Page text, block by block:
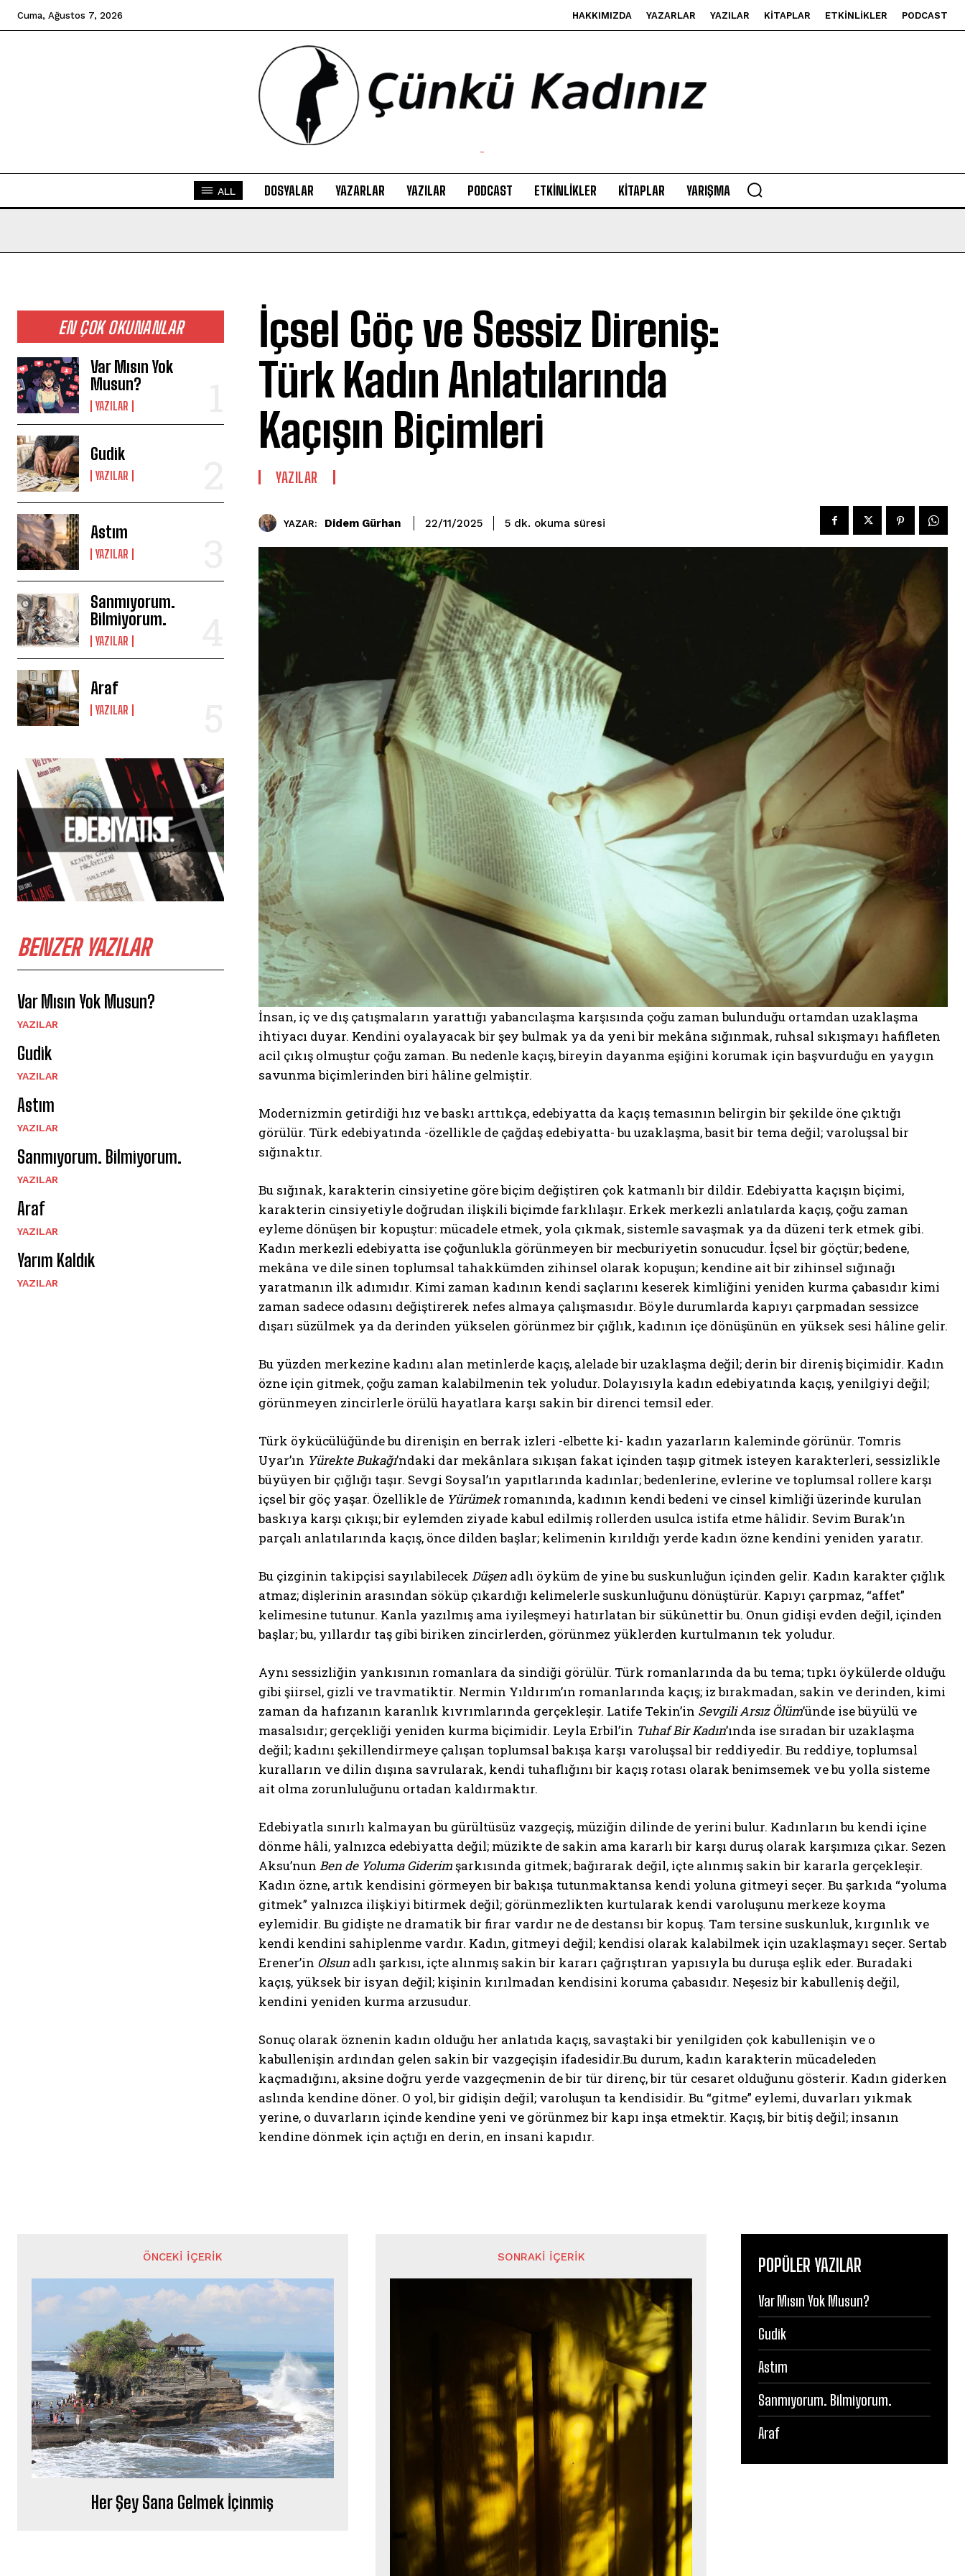
Cuma, Ağustos 7, 2026 HAKKIMIZDA YAZARLAR YAZILAR KITAPLAR ETKINLIKLER PODCAST
-
ALL DOSYALAR YAZARLAR YAZILAR PODCAST ETKINLIKLER KITAPLAR YARIŞMA
EN ÇOK OKUNANLAR
Var Mısın Yok
Musun?
YAZILAR
Gudik
YAZILAR
Astım
YAZILAR
Sanmıyorum.
Bilmiyorum.
YAZILAR
Araf
YAZILAR
BENZER YAZILAR
Var Mısın Yok Musun?
YAZILAR
Gudik
YAZILAR
Astım
YAZILAR
Sanmıyorum. Bilmiyorum.
YAZILAR
Araf
YAZILAR
Yarım Kaldık
YAZILAR
İçsel Göç ve Sessiz Direniş:
Türk Kadın Anlatılarında
Kaçışın Biçimleri
YAZILAR
YAZAR: Didem Gürhan 22/11/2025 5 dk. okuma süresi
İnsan, iç ve dış çatışmaların yarattığı yabancılaşma karşısında çoğu zaman bulunduğu ortamdan uzaklaşma
ihtiyacı duyar. Kendini oyalayacak bir şey bulmak ya da yeni bir mekâna sığınmak, ruhsal sıkışmayı hafifleten
acil çıkış olmuştur çoğu zaman. Bu nedenle kaçış, bireyin dayanma eşiğini korumak için başvurduğu en yaygın
savunma biçimlerinden biri hâline gelmiştir.
Modernizmin getirdiği hız ve baskı arttıkça, edebiyatta da kaçış temasının belirgin bir şekilde öne çıktığı
görülür. Türk edebiyatında -özellikle de çağdaş edebiyatta- bu uzaklaşma, basit bir tema değil; varoluşsal bir
sığınaktır.
Bu sığınak, karakterin cinsiyetine göre biçim değiştiren çok katmanlı bir dildir. Edebiyatta kaçışın biçimi,
karakterin cinsiyetiyle doğrudan ilişkili biçimde farklılaşır. Erkek merkezli anlatılarda kaçış, çoğu zaman
eyleme dönüşen bir kopuştur: mücadele etmek, yola çıkmak, sistemle savaşmak ya da düzeni terk etmek gibi.
Kadın merkezli edebiyatta ise çoğunlukla görünmeyen bir mecburiyetin sonucudur. İçsel bir göçtür; bedene,
mekâna ve dile sinen toplumsal tahakkümden zihinsel olarak kopuşun; kendine ait bir zihinsel sığınağı
yaratmanın ilk adımıdır. Kimi zaman kadının kendi saçlarını keserek kimliğini yeniden kurma çabasıdır kimi
zaman sadece odasını değiştirerek nefes almaya çalışmasıdır. Böyle durumlarda kapıyı çarpmadan sessizce
dışarı süzülmek ya da derinden yükselen görünmez bir çığlık, kadının içe dönüşünün en yüksek sesi hâline gelir.
Bu yüzden merkezine kadını alan metinlerde kaçış, alelade bir uzaklaşma değil; derin bir direniş biçimidir. Kadın
özne için gitmek, çoğu zaman kalabilmenin tek yoludur. Dolayısıyla kadın edebiyatında kaçış, yenilgiyi değil;
görünmeyen zincirlerle örülü hayatlara karşı sakin bir direnci temsil eder.
Türk öykücülüğünde bu direnişin en berrak izleri -elbette ki- kadın yazarların kaleminde görünür. Tomris
Uyar’ın Yürekte Bukağı’ndaki dar mekânlara sıkışan fakat içinden taşıp gitmek isteyen karakterleri, sessizlikle
büyüyen bir çığlığı taşır. Sevgi Soysal’ın yapıtlarında kadınlar; bedenlerine, evlerine ve toplumsal rollere karşı
içsel bir göç yaşar. Özellikle de Yürümekromanında, kadının kendi bedeni ve cinsel kimliği üzerinde kurulan
baskıya karşı çıkışı; bir eylemden ziyade kabul edilmiş rollerden usulca istifa etme hâlidir. Sevim Burak’ın
parçalı anlatılarında kaçış, önce dilden başlar; kelimenin kırıldığı yerde kadın özne kendini yeniden yaratır.
Bu çizginin takipçisi sayılabilecek Düşen adlı öyküm de yine bu suskunluğun içinden gelir. Kadın karakter çığlık
atmaz; dişlerinin arasından söküp çıkardığı kelimelerle suskunluğunu dönüştürür. Kapıyı çarpmaz, “affet”
kelimesine tutunur. Kanla yazılmış ama iyileşmeyi hatırlatan bir sükûnettir bu. Onun gidişi evden değil, içinden
başlar; bu, yıllardır taş gibi biriken zincirlerden, görünmez yüklerden kurtulmanın tek yoludur.
Aynı sessizliğin yankısının romanlara da sindiği görülür. Türk romanlarında da bu tema; tıpkı öykülerde olduğu
gibi şiirsel, gizli ve travmatiktir. Nermin Yıldırım’ın romanlarında kaçış; iz bırakmadan, sakin ve derinden, kimi
zaman da hafızanın karanlık kıvrımlarında gerçekleşir. Latife Tekin’in Sevgili Arsız Ölüm’ünde ise büyülü ve
masalsıdır; gerçekliği yeniden kurma biçimidir. Leyla Erbil’in Tuhaf Bir Kadın’ında ise sıradan bir uzaklaşma
değil; kadını şekillendirmeye çalışan toplumsal bakışa karşı varoluşsal bir reddiyedir. Bu reddiye, toplumsal
kuralların ve dilin dışına savrularak, kendi tuhaflığını bir kaçış rotası olarak benimsemek ve bu yolla sisteme
ait olma zorunluluğunu ortadan kaldırmaktır.
Edebiyatla sınırlı kalmayan bu gürültüsüz vazgeçiş, müziğin dilinde de yerini bulur. Kadınların bu kendi içine
dönme hâli, yalnızca edebiyatta değil; müzikte de sakin ama kararlı bir karşı duruş olarak karşımıza çıkar. Sezen
Aksu’nun Ben de Yoluma Giderimşarkısında gitmek; bağırarak değil, içte alınmış sakin bir kararla gerçekleşir.
Kadın özne, artık kendisini görmeyen bir bakışa tutunmaktansa kendi yoluna gitmeyi seçer. Bu şarkıda “yoluma
gitmek” yalnızca ilişkiyi bitirmek değil; görünmezlikten kurtularak kendi varoluşunu merkeze koyma
eylemidir. Bu gidişte ne dramatik bir firar vardır ne de destansı bir kopuş. Tam tersine suskunluk, kırgınlık ve
kendi kendini sahiplenme vardır. Kadın, gitmeyi değil; kendisi olarak kalabilmek için uzaklaşmayı seçer. Sertab
Erener’in Olsun adlı şarkısı, içte alınmış sakin bir kararı çağrıştıran yapısıyla bu duruşa eşlik eder. Buradaki
kaçış, yüksek bir isyan değil; kişinin kırılmadan kendisini koruma çabasıdır. Neşesiz bir kabulleniş değil,
kendini yeniden kurma arzusudur.
Sonuç olarak öznenin kadın olduğu her anlatıda kaçış, savaştaki bir yenilgiden çok kabullenişin ve o
kabullenişin ardından gelen sakin bir vazgeçişin ifadesidir.Bu durum, kadın karakterin mücadeleden
kaçmadığını, aksine doğru yerde vazgeçmenin de bir tür direnç, bir tür cesaret olduğunu gösterir. Kadın giderken
aslında kendine döner. O yol, bir gidişin değil; varoluşun ta kendisidir. Bu “gitme” eylemi, duvarları yıkmak
yerine, o duvarların içinde kendine yeni ve görünmez bir kapı inşa etmektir. Kaçış, bir bitiş değil; insanın
kendine dönmek için açtığı en derin, en insani kapıdır.
ÖNCEKI İÇERIK
Her Şey Sana Gelmek İçinmiş
SONRAKI İÇERIK POPÜLER YAZILAR
Var Mısın Yok Musun?
Gudik
Astım
Sanmıyorum. Bilmiyorum.
Araf